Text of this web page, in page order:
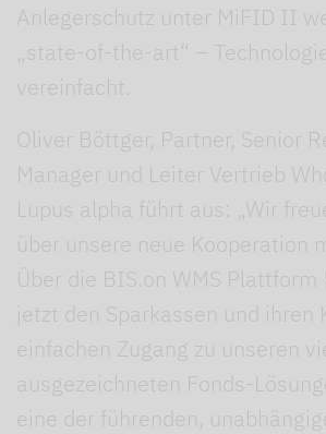
Anlegerschutz unter MiFID II
„state-of-the-art“ –
vereinfacht.
Oliver Böttger, Partner, Senior
Manager und Leiter Vertrieb
Lupus alpha führt aus: „Wir
über unsere neue Kooperation
Über die BIS.on WMS
jetzt den Sparkassen und ihren
einfachen Zugang zu unseren
ausgezeichneten Fonds-
eine der führenden,